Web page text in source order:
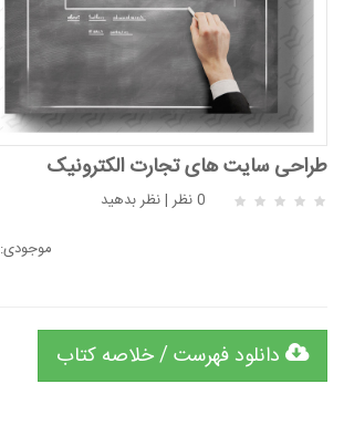
طراحی سایت های تجارت الکترونیک
0 نظر |نظر بدهید
موجودی:
دانلود فهرست / خلاصه کتاب